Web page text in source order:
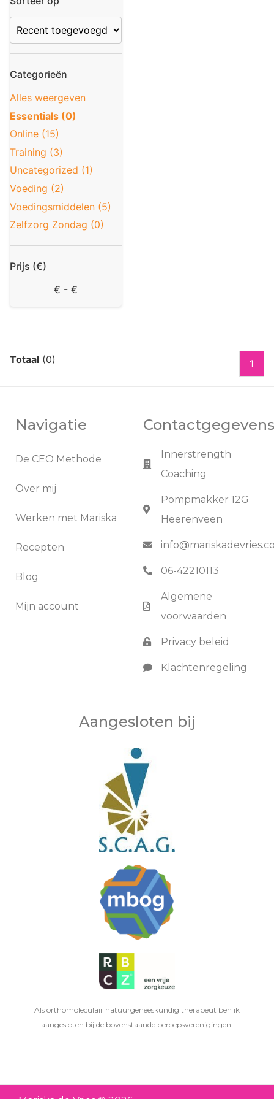
Categorieën
Alles weergeven
Essentials (0)
Online (15)
Training (3)
Uncategorized (1)
Voeding (2)
Voedingsmiddelen (5)
Zelfzorg Zondag (0)
Prijs (€)
€ - €
Totaal (0) 1
Navigatie
De CEO Methode
Over mij
Werken met Mariska
Recepten
Blog
Mijn account
Contactgegevens
Innerstrength
Coaching
Pompmakker 12G
Heerenveen
06-42210113
Algemene
voorwaarden
Privacy beleid
Klachtenregeling
Aangesloten bij
Als orthomoleculair natuurgeneeskundig therapeut ben ik
aangesloten bij de bovenstaande beroepsverenigingen.